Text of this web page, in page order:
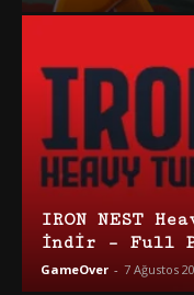
IRON NEST
İndir – Full
GameOver - 7 Ağustos